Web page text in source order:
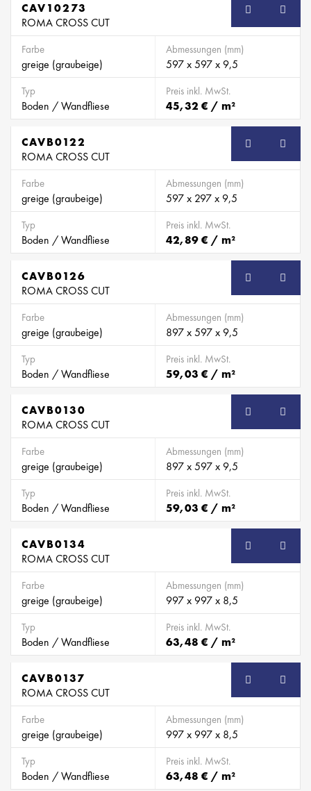
CAV10273
ROMA CROSS CUT
Farbe
greige (graubeige)
Abmessungen (mm)
597 x 597 x 9,5
Typ
Boden / Wandfliese
Preis inkl. MwSt.
45,32 € / m²
SB
CAVB0122
ROMA CROSS CUT
Farbe
greige (graubeige)
Abmessungen (mm)
597 x 297 x 9,5
Typ
Boden / Wandfliese
Preis inkl. MwSt.
42,89 € / m²
SB
CAVB0126
ROMA CROSS CUT
Farbe
greige (graubeige)
Abmessungen (mm)
897 x 597 x 9,5
Typ
Boden / Wandfliese
Preis inkl. MwSt.
59,03 € / m²
SB
CAVB0130
ROMA CROSS CUT
Farbe
greige (graubeige)
Abmessungen (mm)
897 x 597 x 9,5
Typ
Boden / Wandfliese
Preis inkl. MwSt.
59,03 € / m²
SB
CAVB0134
ROMA CROSS CUT
Farbe
greige (graubeige)
Abmessungen (mm)
997 x 997 x 8,5
Typ
Boden / Wandfliese
Preis inkl. MwSt.
63,48 € / m²
SB
CAVB0137
ROMA CROSS CUT
Farbe
greige (graubeige)
Abmessungen (mm)
997 x 997 x 8,5
Typ
Boden / Wandfliese
Preis inkl. MwSt.
63,48 € / m²